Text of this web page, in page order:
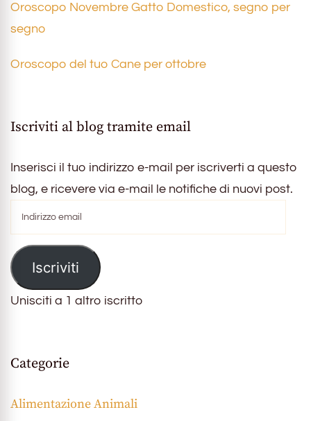
Oroscopo Novembre Gatto Domestico, segno per
segno
Oroscopo del tuo Cane per ottobre
Iscriviti al blog tramite email
Inserisci il tuo indirizzo e-mail per iscriverti a questo
blog, e ricevere via e-mail le notifiche di nuovi post.
email
Iscriviti
Unisciti a 1 altro iscritto
Categorie
Alimentazione Animali